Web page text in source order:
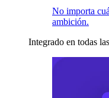
No importa
ambición.
Integrado en todas